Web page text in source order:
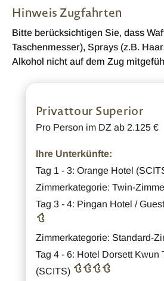
Hinweis Zugfahrten
Bitte berücksichtigen Sie, dass
Taschenmesser), Sprays (z.B.
Alkohol nicht auf dem Zug
Privattour Superior
Pro Person im DZ ab 2.125 €
Ihre Unterkünfte:
Tag 1 - 3: Orange Hotel
Zimmerkategorie: Twin-
Tag 3 - 4: Pingan Hotel /
Zimmerkategorie: Standard-
Tag 4 - 6: Hotel Dorsett Kwun
(SCITS)